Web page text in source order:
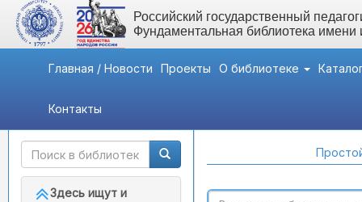
Российский государственный
Фундаментальная библиотека
Главная / Новости Проекты О библиотеке
Контакты
Быстрый доступ
Здесь ищут и